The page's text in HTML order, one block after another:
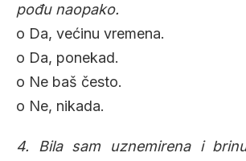
pođu naopako.
o Da, većinu vremena.
o Da, ponekad.
o Ne baš često.
o Ne, nikada.
4. Bila sam uznemirena i